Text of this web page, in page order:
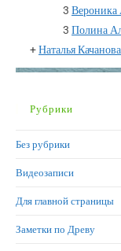
3 Вероника
3 Полина
+Наталья Качанова
Рубрики
Без рубрики
Видеозаписи
Для главной страницы
Заметки по Древу